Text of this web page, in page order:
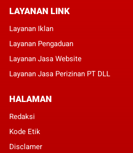
LAYANAN LINK
Layanan Iklan
Layanan Pengaduan
Layanan Jasa Website
Layanan Jasa Perizinan PT DLL
HALAMAN
Redaksi
Kode Etik
Disclamer